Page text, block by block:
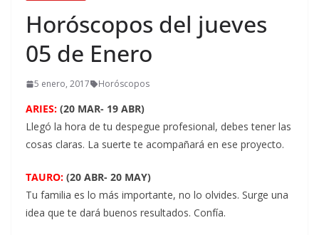
Horóscopos del jueves
05 de Enero
5 enero, 2017 Horóscopos
ARIES: (20 MAR- 19 ABR)
Llegó la hora de tu despegue profesional, debes tener las
cosas claras. La suerte te acompañará en ese proyecto.
TAURO: (20 ABR- 20 MAY)
Tu familia es lo más importante, no lo olvides. Surge una
idea que te dará buenos resultados. Confía.